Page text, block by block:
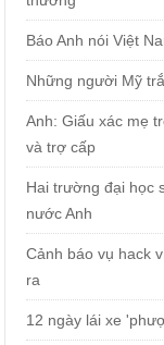
Báo Anh nói Việt
Những người Mỹ
Anh: Giấu xác mẹ
và trợ cấp
Hai trường đại học
nước Anh
Cảnh báo vụ hack
ra
12 ngày lái xe